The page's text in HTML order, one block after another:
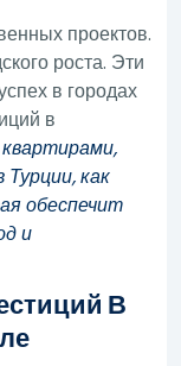
проектов.
роста. Эти
в городах
в
как
обеспечит
и
В